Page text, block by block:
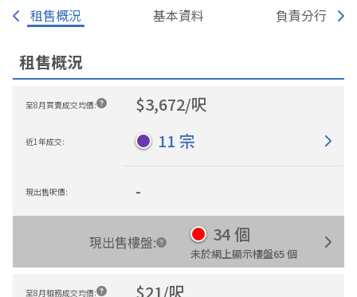
租售概況 基本資料 負責分行
租售概況
至8月買賣成交均價: $3,672/呎
近1年成交: 11 宗
現出售呎價: -
現出售樓盤: 34個
未於網上顯示樓盤65個
至8月租務成交均價: $21/呎